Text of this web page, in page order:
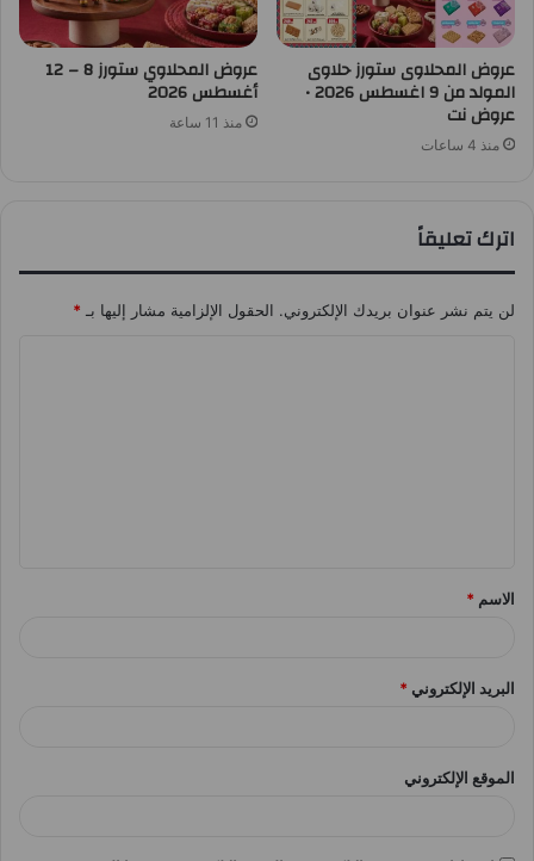
عروض المحلاوى ستورز حلاوى
المولد من 9 اغسطس 2026 •
عروض نت
منذ 4 ساعات
عروض المحلاوي ستورز 8 – 12
أغسطس 2026
منذ 11 ساعة
اترك تعليقاً
لن يتم نشر عنوان بريدك الإلكتروني. الحقول الإلزامية مشار إليها بـ *
*
الاسم *
البريد الإلكتروني *
الموقع الإلكتروني